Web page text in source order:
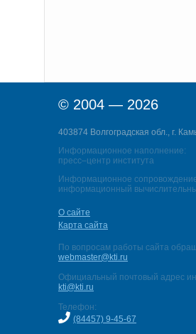
© 2004 — 2026
403874 Волгоградская обл., г.
Информационное наполнение:
пресс–центр института
Информационное
информационный
О сайте
Карта сайта
По вопросам работы сайта
webmaster@kti.ru
Официальный почтовый адрес
kti@kti.ru
Телефон:
(84457) 9-45-67